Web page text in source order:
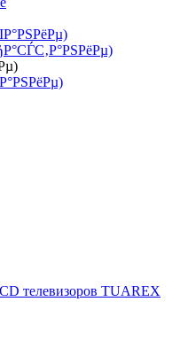
телевизоров TUAREX